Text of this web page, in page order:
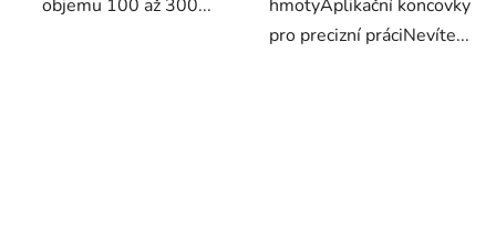
objemu 100 až 300...
hmotyAplikační koncovky
pro precizní práciNevíte...